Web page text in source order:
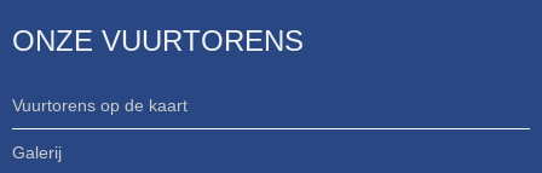
ONZE VUURTORENS
Vuurtorens op de kaart
Galerij